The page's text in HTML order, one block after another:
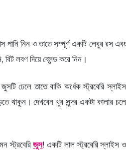
পানি নিন ও তাতে সম্পূর্ণ একটি লেবুর রস এবং
বিট লবণ দিয়ে ব্লেন্ড করে নিন।
ঢেলে তাতে বাকি অর্ধেক স্ট্রবেরি স্লাইস
থাকুন। দেখবেন খুব সুন্দর একটা কালার চলে
স্ট্রবেরিজুস! একটি লাল স্ট্রবেরি স্লাইস ও